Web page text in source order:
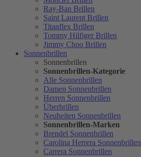
Ray-Ban Brillen
Saint Laurent Brillen
Titanflex Brillen
Tommy Hilfiger Brillen
Jimmy Choo Brillen
Sonnenbrillen
Sonnenbrillen
Sonnenbrillen-Kategorie
Alle Sonnenbrillen
Damen Sonnenbrillen
Herren Sonnenbrillen
Überbrillen
Neuheiten Sonnenbrillen
Sonnenbrillen-Marken
Brendel Sonnenbrillen
Carolina Herrera Sonnenbrillen
Carrera Sonnenbrillen